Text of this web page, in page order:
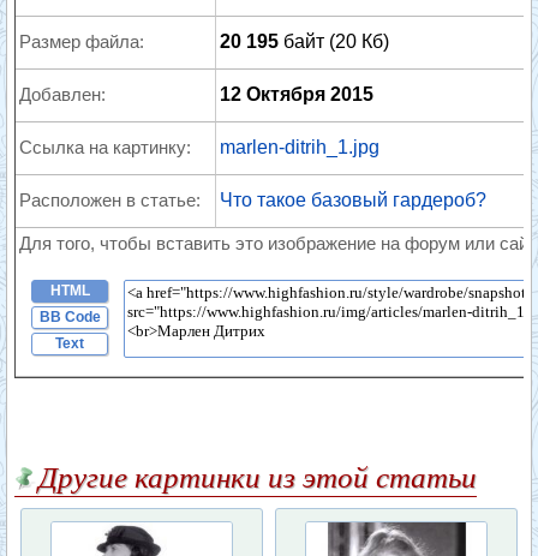
Размер файла: 20 195 байт (20 Кб)
Добавлен: 12 Октября 2015
Ссылка на картинку: marlen-ditrih_1.jpg
Расположен в статье: Что такое базовый гардероб?
Для того, чтобы вставить это изображение на форум или
HTML
BB Code
Text
Другие картинки из этой статьи